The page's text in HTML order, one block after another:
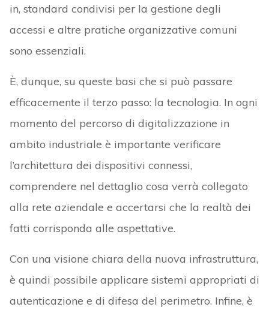
in, standard condivisi per la gestione degli
accessi e altre pratiche organizzative comuni
sono essenziali.
È, dunque, su queste basi che si può passare
efficacemente il terzo passo: la tecnologia. In ogni
momento del percorso di digitalizzazione in
ambito industriale è importante verificare
l’architettura dei dispositivi connessi,
comprendere nel dettaglio cosa verrà collegato
alla rete aziendale e accertarsi che la realtà dei
fatti corrisponda alle aspettative.
Con una visione chiara della nuova infrastruttura,
è quindi possibile applicare sistemi appropriati di
autenticazione e di difesa del perimetro. Infine, è